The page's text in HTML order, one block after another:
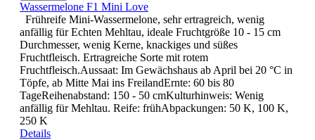
Wassermelone F1 Mini Love
Frühreife Mini-Wassermelone, sehr ertragreich, wenig
anfällig für Echten Mehltau, ideale Fruchtgröße 10 - 15 cm
Durchmesser, wenig Kerne, knackiges und süßes
Fruchtfleisch. Ertragreiche Sorte mit rotem
Fruchtfleisch.Aussaat: Im Gewächshaus ab April bei 20 °C in
Töpfe, ab Mitte Mai ins FreilandErnte: 60 bis 80
TageReihenabstand: 150 - 50 cmKulturhinweis: Wenig
anfällig für Mehltau. Reife: frühAbpackungen: 50 K, 100 K,
250 K
Details